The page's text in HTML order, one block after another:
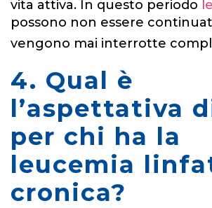
vita attiva. In questo periodo
possono non essere
vengono mai interrotte
4. Qual è
l’aspettativa
per chi ha la
leucemia
cronica?